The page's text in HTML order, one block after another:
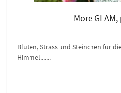
More
Blüten, Strass und Steinchen für
Himmel.......